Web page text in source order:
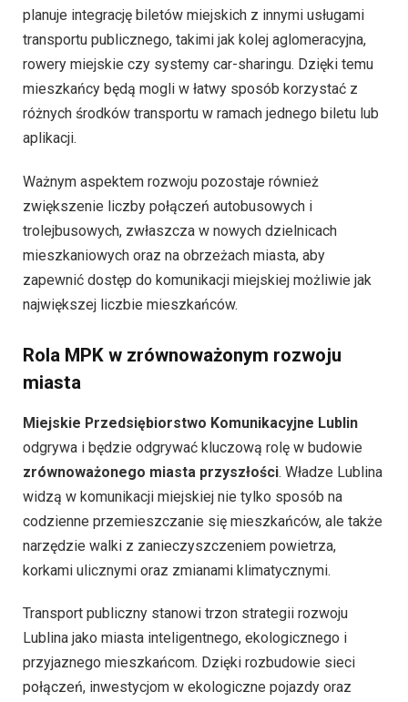
planuje integrację biletów miejskich z innymi usługami
transportu publicznego, takimi jak kolej aglomeracyjna,
rowery miejskie czy systemy car-sharingu. Dzięki temu
mieszkańcy będą mogli w łatwy sposób korzystać z
różnych środków transportu w ramach jednego biletu lub
aplikacji.
Ważnym aspektem rozwoju pozostaje również
zwiększenie liczby połączeń autobusowych i
trolejbusowych, zwłaszcza w nowych dzielnicach
mieszkaniowych oraz na obrzeżach miasta, aby
zapewnić dostęp do komunikacji miejskiej możliwie jak
największej liczbie mieszkańców.
Rola MPK w zrównoważonym rozwoju
miasta
Miejskie Przedsiębiorstwo Komunikacyjne Lublin
odgrywa i będzie odgrywać kluczową rolę w budowie
zrównoważonego miasta przyszłości. Władze Lublina
widzą w komunikacji miejskiej nie tylko sposób na
codzienne przemieszczanie się mieszkańców, ale także
narzędzie walki z zanieczyszczeniem powietrza,
korkami ulicznymi oraz zmianami klimatycznymi.
Transport publiczny stanowi trzon strategii rozwoju
Lublina jako miasta inteligentnego, ekologicznego i
przyjaznego mieszkańcom. Dzięki rozbudowie sieci
połączeń, inwestycjom w ekologiczne pojazdy oraz